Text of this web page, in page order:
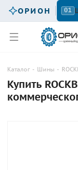
ОРИОН 01
Каталог - Шины -
Купить